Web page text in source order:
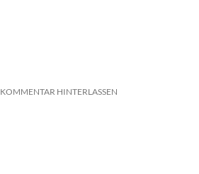
KOMMENTAR HINTERLASSEN